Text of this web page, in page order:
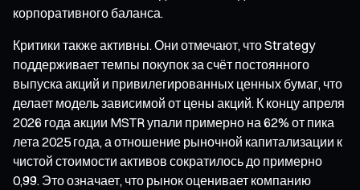
корпоративного баланса.
Критики также активны. Они отмечают, что Strategy
поддерживает темпы покупок за счёт постоянного
выпуска акций и привилегированных ценных бумаг, что
делает модель зависимой от цены акций. К концу апреля
2026 года акции MSTR упали примерно на 62% от пика
лета 2025 года, а отношение рыночной капитализации к
чистой стоимости активов сократилось до примерно
0,99. Это означает, что рынок оценивает компанию